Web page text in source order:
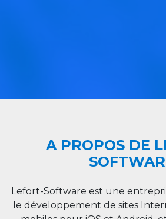
A PROPOS DE
Lefort-Software est une
le développement de sites